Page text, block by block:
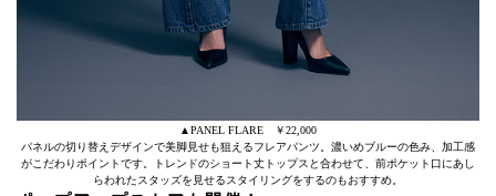
▲PANEL FLARE ￥22,000
パネルの切り替えデザインで美脚見せも狙えるフレアパンツ。濃いめブルーの色み、加工感
がこだわりポイントです。トレンドのショート丈トップスと合わせて、前ポケット口にあし
らわれたスタッズを見せるスタイリングをするのもおすすめ。